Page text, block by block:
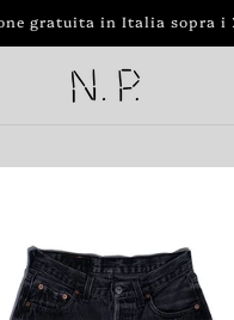
gratuita in Italia sopra i